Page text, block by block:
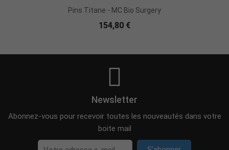
Pins Titane - MC Bio Surgery
154,80 €
Newsletter
Abonnez-vous pour recevoir toutes les nouveautés dans votre
boite mail